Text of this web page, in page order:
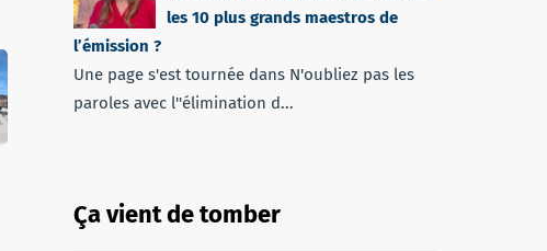
les 10 plus grands maestros de
l’émission ?
Une page s'est tournée dans N'oubliez pas les
paroles avec l''élimination d...
Ça vient de tomber